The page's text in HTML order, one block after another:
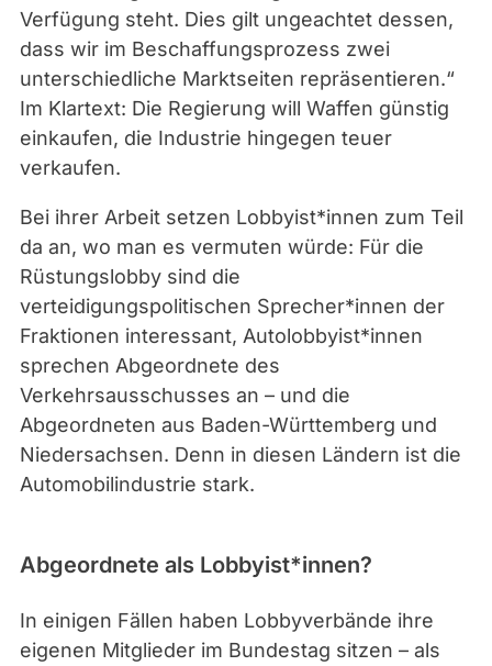
Verfügung steht. Dies gilt ungeachtet dessen,
dass wir im Beschaffungsprozess zwei
unterschiedliche Marktseiten repräsentieren.“
Im Klartext: Die Regierung will Waffen günstig
einkaufen, die Industrie hingegen teuer
verkaufen.
Bei ihrer Arbeit setzen Lobbyist*innen zum Teil
da an, wo man es vermuten würde: Für die
Rüstungslobby sind die
verteidigungspolitischen Sprecher*innen der
Fraktionen interessant, Autolobbyist*innen
sprechen Abgeordnete des
Verkehrsausschusses an – und die
Abgeordneten aus Baden-Württemberg und
Niedersachsen. Denn in diesen Ländern ist die
Automobilindustrie stark.
Abgeordnete als Lobbyist*innen?
In einigen Fällen haben Lobbyverbände ihre
eigenen Mitglieder im Bundestag sitzen – als